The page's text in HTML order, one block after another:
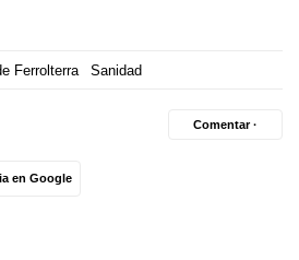
Ferrolterra Sanidad
en Google
Comentar ·